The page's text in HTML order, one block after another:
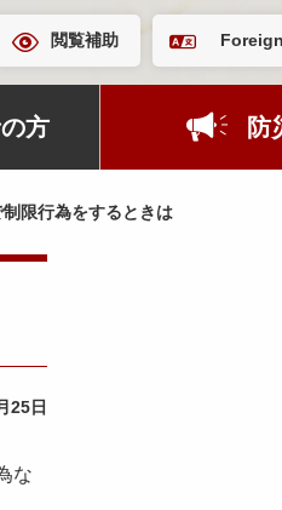
閲覧補助
方 防
限行為をするときは
25日
な